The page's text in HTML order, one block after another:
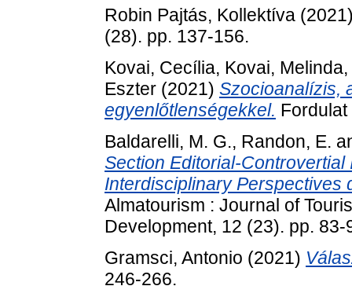
Robin Pajtás, Kollektíva
(28). pp. 137-156.
Kovai, Cecília, Kovai, Melinda,
Eszter (2021) Szocioanalízis,
egyenlőtlenségekkel.
Baldarelli, M. G., Randon, E.
Section Editorial-
Interdisciplinary Perspectives
Almatourism : Journal of
Development, 12 (23). pp.
Gramsci, Antonio (2021)
246-266.